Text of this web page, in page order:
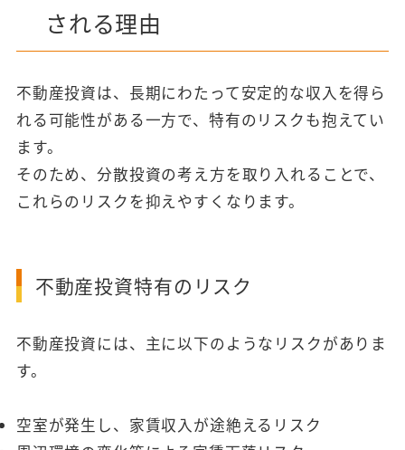
される理由
不動産投資は、長期にわたって安定的な収入を得ら
れる可能性がある一方で、特有のリスクも抱えてい
ます。
そのため、分散投資の考え方を取り入れることで、
これらのリスクを抑えやすくなります。
不動産投資特有のリスク
不動産投資には、主に以下のようなリスクがありま
す。
空室が発生し、家賃収入が途絶えるリスク